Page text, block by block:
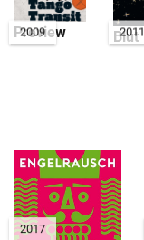
2009
Preview 2011
Blut
2017